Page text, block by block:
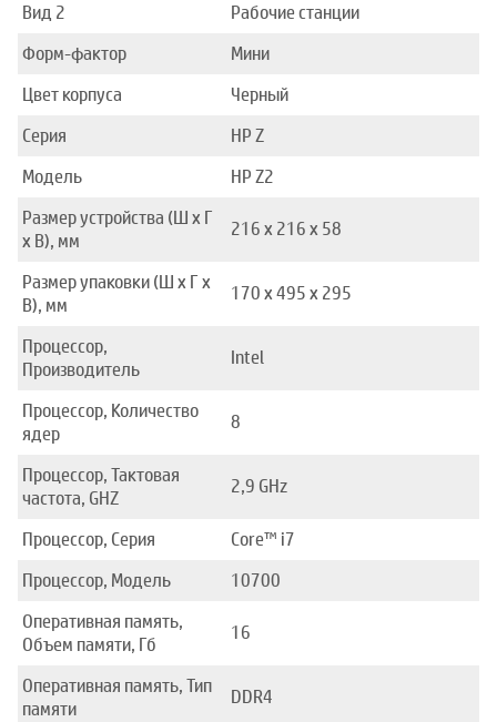
Вид 2
Рабочие станции
Форм-фактор
Мини
Цвет корпуса
Черный
Серия
HP Z
Модель
HP Z2
Размер устройства (Ш x Г
x В), мм
216 x 216 x 58
Размер упаковки (Ш x Г x
В), мм
170 x 495 x 295
Процессор,
Производитель
Intel
Процессор, Количество
ядер
8
Процессор, Тактовая
частота, GHZ
2,9 GHz
Процессор, Серия
Core™ i7
Процессор, Модель
10700
Оперативная память,
Объем памяти, Гб
16
Оперативная память, Тип
памяти
DDR4